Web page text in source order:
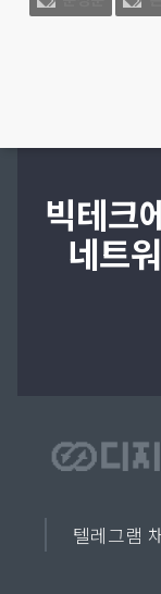
빅테크
네트
텔레그램